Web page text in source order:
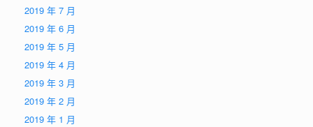
2019 年 7 月
2019 年 6 月
2019 年 5 月
2019 年 4 月
2019 年 3 月
2019 年 2 月
2019 年 1 月